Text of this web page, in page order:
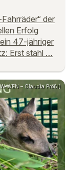
der
Erfolg
47-jähriger
Erst stahl …
WEN – Claudia Prößl)